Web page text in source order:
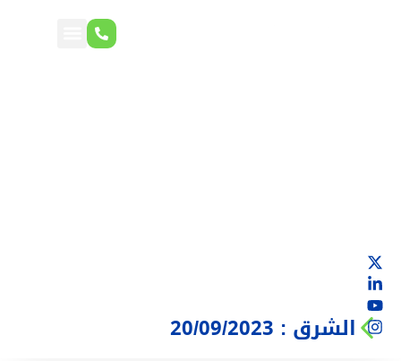
الشرق : 20/09/2023